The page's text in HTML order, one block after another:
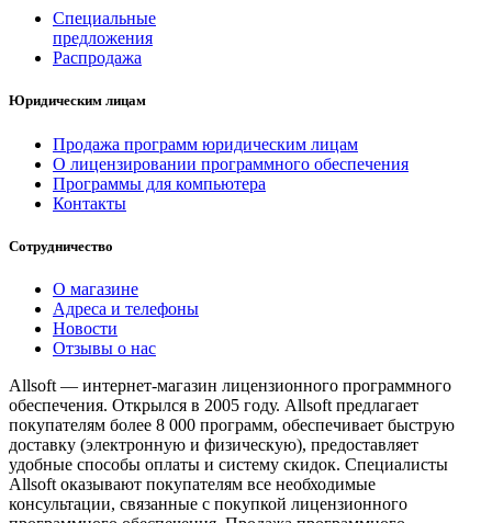
Специальные
предложения
Распродажа
Юридическим лицам
Продажа программ юридическим лицам
О лицензировании программного обеспечения
Программы для компьютера
Контакты
Сотрудничество
О магазине
Адреса и телефоны
Новости
Отзывы о нас
Allsoft — интернет-магазин лицензионного программного
обеспечения. Открылся в 2005 году. Allsoft предлагает
покупателям более 8 000 программ, обеспечивает быструю
доставку (электронную и физическую), предоставляет
удобные способы оплаты и систему скидок. Специалисты
Allsoft оказывают покупателям все необходимые
консультации, связанные с покупкой лицензионного